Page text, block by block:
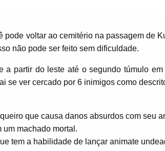
voltar ao cemitério na passagem de
não pode ser feito sem dificuldade.
a partir do leste até o segundo túmulo
se ver cercado por 6 inimigos como
que causa danos absurdos com seu
machado mortal.
tem a habilidade de lançar animate